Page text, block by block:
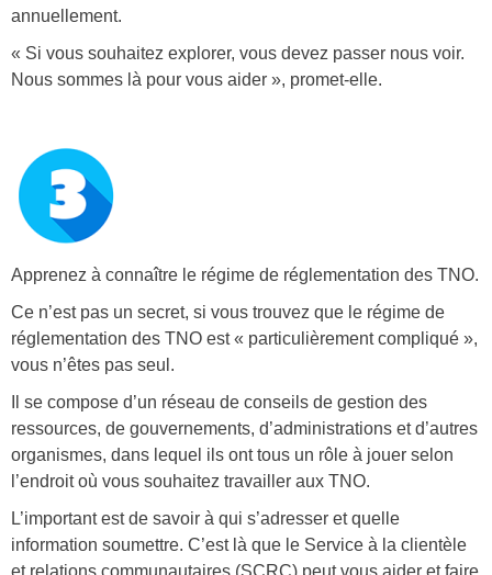
annuellement.
« Si vous souhaitez explorer, vous devez passer nous voir.
Nous sommes là pour vous aider », promet-elle.
n
u
b
e
r
_
3
.
p
n
g
Apprenez à connaître le régime de réglementation des TNO.
Ce n’est pas un secret, si vous trouvez que le régime de
réglementation des TNO est « particulièrement compliqué »,
vous n’êtes pas seul.
Il se compose d’un réseau de conseils de gestion des
ressources, de gouvernements, d’administrations et d’autres
organismes, dans lequel ils ont tous un rôle à jouer selon
l’endroit où vous souhaitez travailler aux TNO.
L’important est de savoir à qui s’adresser et quelle
information soumettre. C’est là que le Service à la clientèle
et relations communautaires (SCRC) peut vous aider et faire